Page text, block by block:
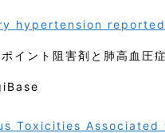
hypertension
イント阻害剤と肺高血圧
Toxicities Associated